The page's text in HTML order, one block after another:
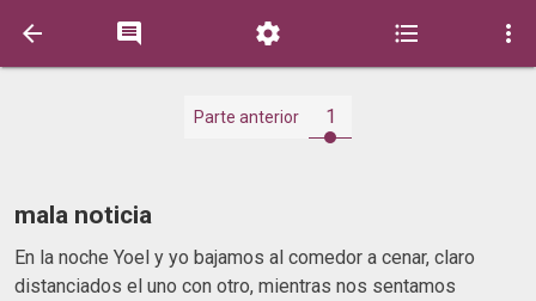
    
Parte anterior 1
mala noticia
En la noche Yoel y yo bajamos al comedor a cenar, claro
distanciados el uno con otro, mientras nos sentamos